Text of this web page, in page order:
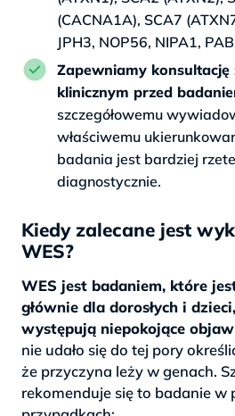
(CACNA1A), SCA7
JPH3, NOP56, NIPA1,
Zapewniamy konsultację
klinicznym przed
szczegółowemu
właściwemu
badania jest bardziej
diagnostycznie.
Kiedy zalecane jest
WES?
WES jest badaniem, które
głównie dla dorosłych i
występują niepokojące
nie udało się do tej pory
że przyczyna leży w genach.
rekomenduje się to badanie w